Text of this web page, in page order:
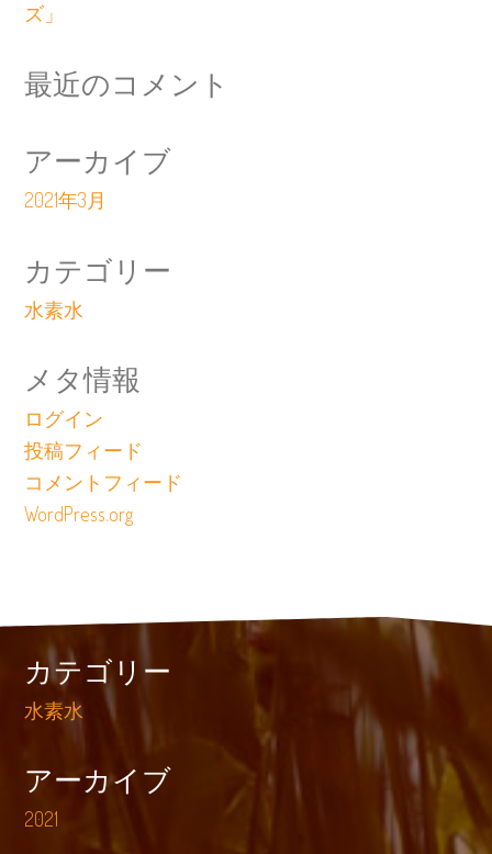
ズ」
最近のコメント
アーカイブ
2021年3月
カテゴリー
水素水
メタ情報
ログイン
投稿フィード
コメントフィード
WordPress.org
カテゴリー
水素水
アーカイブ
2021